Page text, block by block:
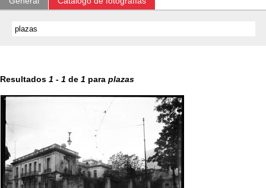
Resultados 1 - 1 de 1 para plazas